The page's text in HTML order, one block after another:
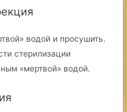
водой и просушить.
стерилизации
«мертвой» водой.